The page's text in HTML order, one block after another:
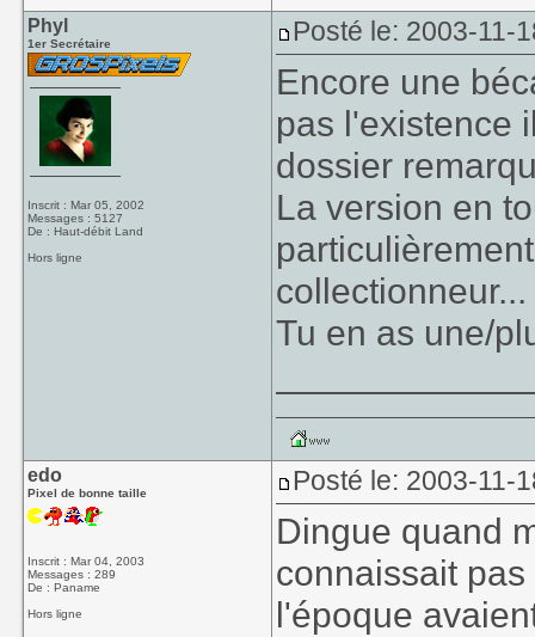
Phyl
1er Secrétaire
Inscrit : Mar 05, 2002
Messages : 5127
De : Haut-débit Land
Hors ligne
Posté le: 2003-11-
Encore une
pas l'existence
dossier
La version en
collectionneur...
Tu en as une/
edo
Pixel de bonne taille
Inscrit : Mar 04, 2003
Messages : 289
De : Paname
Hors ligne
Posté le: 2003-11-
Dingue quand
connaissait
l'époque